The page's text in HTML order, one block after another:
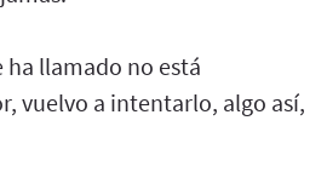
ha llamado no está
vuelvo a intentarlo, algo así,